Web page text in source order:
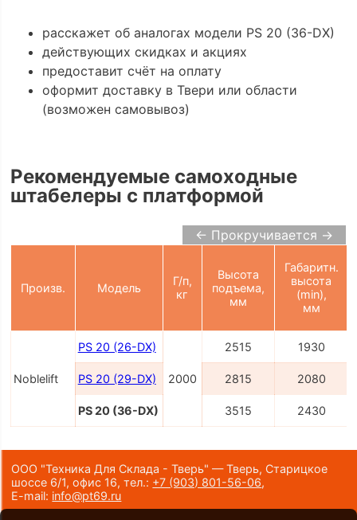
расскажет об аналогах модели PS 20 (36-DX)
действующих скидках и акциях
предоставит счёт на оплату
оформит доставку в Твери или области
(возможен самовывоз)
Рекомендуемые самоходные
штабелеры с платформой
← Прокручивается →
Произв. Модель
Г/п,
кг
Высота
подъема,
мм
Габаритн.
высота
(min),
мм
Noblelift
PS 20 (26-DX)
2000
2515 1930
PS 20 (29-DX) 2815 2080
PS 20 (36-DX) 3515 2430
ООО "Техника Для Склада - Тверь" — Тверь, Старицкое
шоссе 6/1, офис 16,тел.: +7 (903) 801-56-06,
E-mail: info@pt69.ru